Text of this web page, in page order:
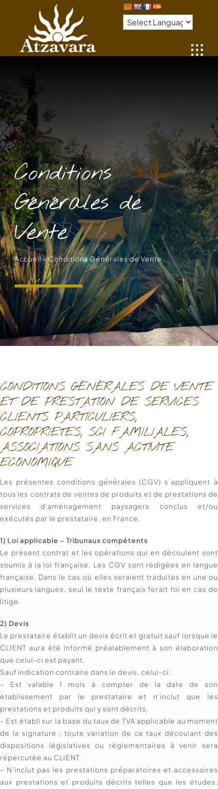
contenu
Conditions
Générales de
Vente
Accueil»Conditions Générales de Vente
CONDITIONS GÉNÉRALES DE VENTE
ET DE PRESTATION DE SERVICES
CLIENTS PARTICULIERS,
COPROPRIETES, SCI FAMILIALES,
ASSOCIATIONS SANS ACTIVITE
ECONOMIQUE
Les présentes conditions générales (CGV) s’appliquent à
tous les contrats de ventes de produits et de prestations de
services d’aménagement paysagers conclus et/ou
exécutés par le prestataire, en France.
1) Loi applicable – Tribunaux compétents
Le présent contrat et les opérations qui en découlent sont
soumis à la loi française. Les CGV sont rédigées en langue
française. Dans le cas où elles seraient traduites en une ou
plusieurs langues, seul le texte français ferait foi en cas de
litige.
2) Devis
Le prestataire établit un devis écrit et gratuit sauf lorsque le
CLIENT aura été informé préalablement à son élaboration
que celui-ci est payant.
Sauf indication contraire dans le devis, celui-ci :
– Est valable 1 mois à compter de la date de son
établissement par le prestataire et n’inclut que les
prestations et produits qui y sont décrits.
– Est établi sur la base du taux de TVA applicable au moment
de la signature ; toute variation de ce taux découlant des
dispositions législatives ou règlementaires à venir sera
répercutée au CLIENT.
– N’inclut pas les prestations préparatoires et accessoires
aux prestations et produits décrits telles que les études,